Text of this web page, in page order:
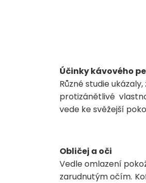
Účinky kávového
Různé studie
protizánětlivé
vede ke svěžejší
Obličej a oči
Vedle omlazení
zarudnutým očím.